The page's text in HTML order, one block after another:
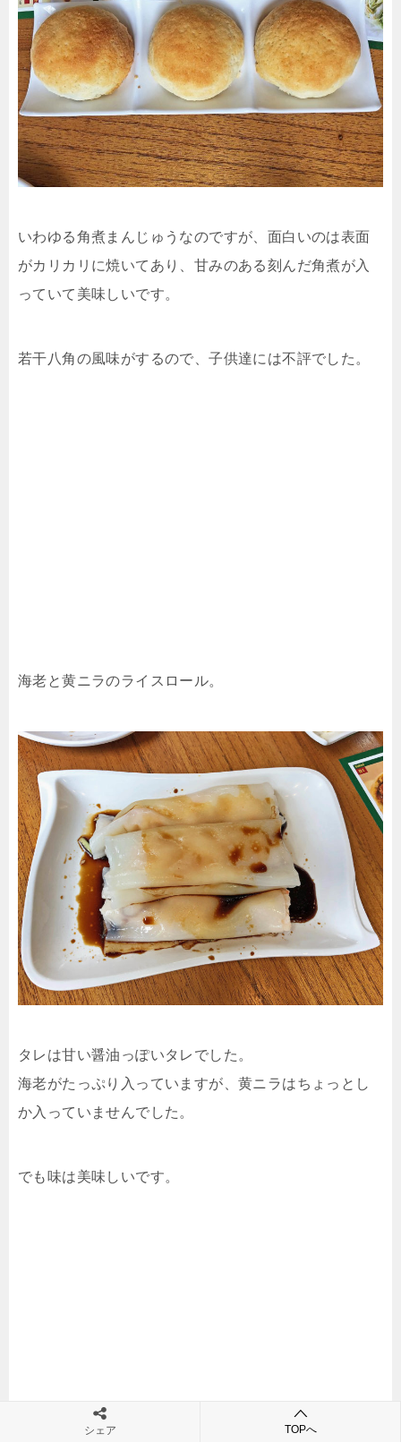
いわゆる角煮まんじゅうなのですが、面白いのは表面
がカリカリに焼いてあり、甘みのある刻んだ角煮が入
っていて美味しいです。
若干八角の風味がするので、子供達には不評でした。
海老と黄ニラのライスロール。
タレは甘い醤油っぽいタレでした。
海老がたっぷり入っていますが、黄ニラはちょっとし
か入っていませんでした。
でも味は美味しいです。
シェア TOPへ